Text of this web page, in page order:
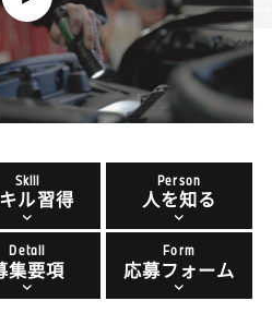
Skill
ル習得
Person
人を知る
Detail
集要項
Form
応募フォーム